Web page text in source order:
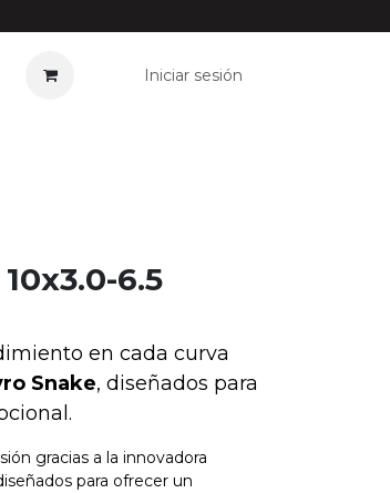
Iniciar sesión
6.5
en cada curva
Snake, diseñados para
gracias a la innovadora
para ofrecer un